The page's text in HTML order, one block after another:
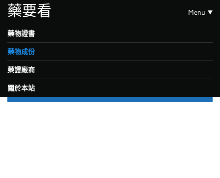
藥要看 Menu
藥物證書
藥物成份
藥證廠商
關於本站